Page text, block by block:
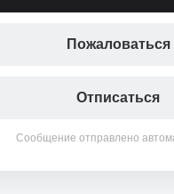
Пожаловаться
Отписаться
Сообщение отправлено